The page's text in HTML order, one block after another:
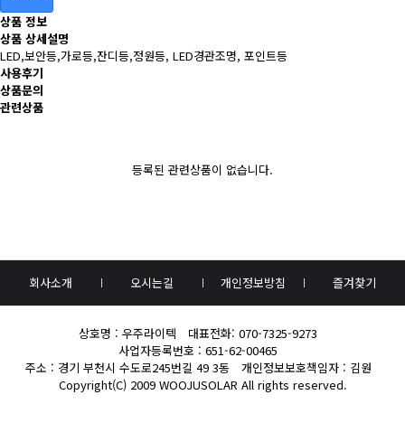
상품 정보
상품 상세설명
LED,보안등,가로등,잔디등,정원등, LED경관조명, 포인트등
사용후기
상품문의
관련상품
등록된 관련상품이 없습니다.
회사소개 오시는길 개인정보방침 즐겨찾기
상호명 : 우주라이텍 대표전화: 070-7325-9273
사업자등록번호 : 651-62-00465
주소 : 경기 부천시 수도로245번길 49 3동
개인정보보호책임자 : 김원
Copyright(C) 2009 WOOJUSOLAR All rights reserved.